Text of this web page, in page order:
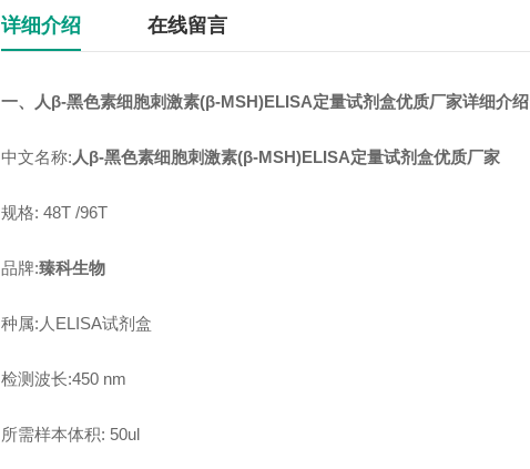
详细介绍 在线留言
一、人β-黑色素细胞刺激素(β-MSH)ELISA定量试剂盒优质厂家详细介绍
中文名称: 人β-黑色素细胞刺激素(β-MSH)ELISA定量试剂盒优质厂家
规格: 48T /96T
品牌:臻科生物
种属:人ELISA试剂盒
检测波长:450 nm
所需样本体积: 50ul